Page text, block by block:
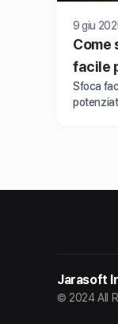
9 giu
Come
facile
Sfoca
Jarasoft
© 2024 All